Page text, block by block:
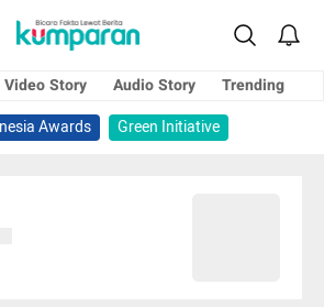
Video Story Audio Story
Trending
Awards
Green Initiative